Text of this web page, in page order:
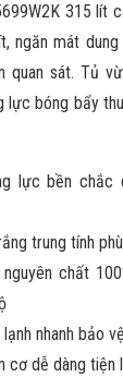
315 lít
ngăn mát
quan sát. Tủ
lực bóng bẩy
lực bền chắc
trung tính
nguyên chất
lạnh nhanh bảo
cơ dễ dàng tiện